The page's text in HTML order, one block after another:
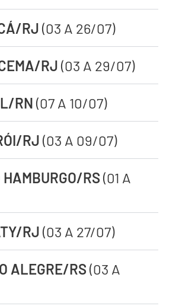
RJ (03 A 26/07)
RJ (03 A 29/07)
RN (07 A 10/07)
RJ (03 A 09/07)
HAMBURGO/RS (01 A
RJ (03 A 27/07)
ALEGRE/RS (03 A